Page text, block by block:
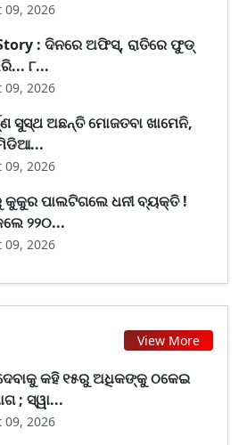
09, 2026
: ଦିନରେ ଅଫିସ୍, ରାତିରେ ଫୁଡ୍
୮...
09, 2026
ସୁସ୍ଥ ଅଛନ୍ତି ମୋଜତବା ଖାମେନି,
09, 2026
ପାଲଟିଗଲେ ଧନୀ ବ୍ୟକ୍ତି !
୨୨୦...
09, 2026
View More
କହି ୧୫ରୁ ଅଧିକଙ୍କୁ ଠକେଇ
; ସ୍ୱା...
09, 2026